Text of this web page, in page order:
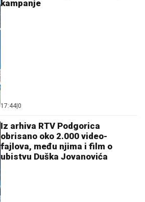
kampanje
17:44 0
Iz arhiva RTV Podgorica
obrisano oko 2.000 video-
fajlova, među njima i film o
ubistvu Duška Jovanovića